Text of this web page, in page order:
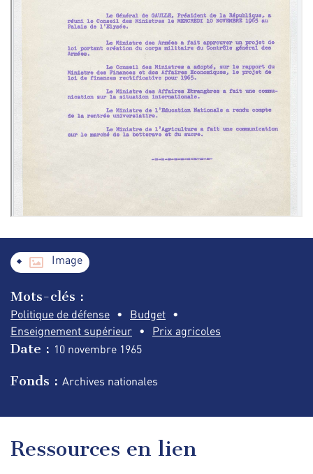
Image
Mots-clés :
Politique de défense
Budget
Enseignement supérieur
Prix agricoles
Date : 10 novembre 1965
Fonds : Archives nationales
Ressources en lien